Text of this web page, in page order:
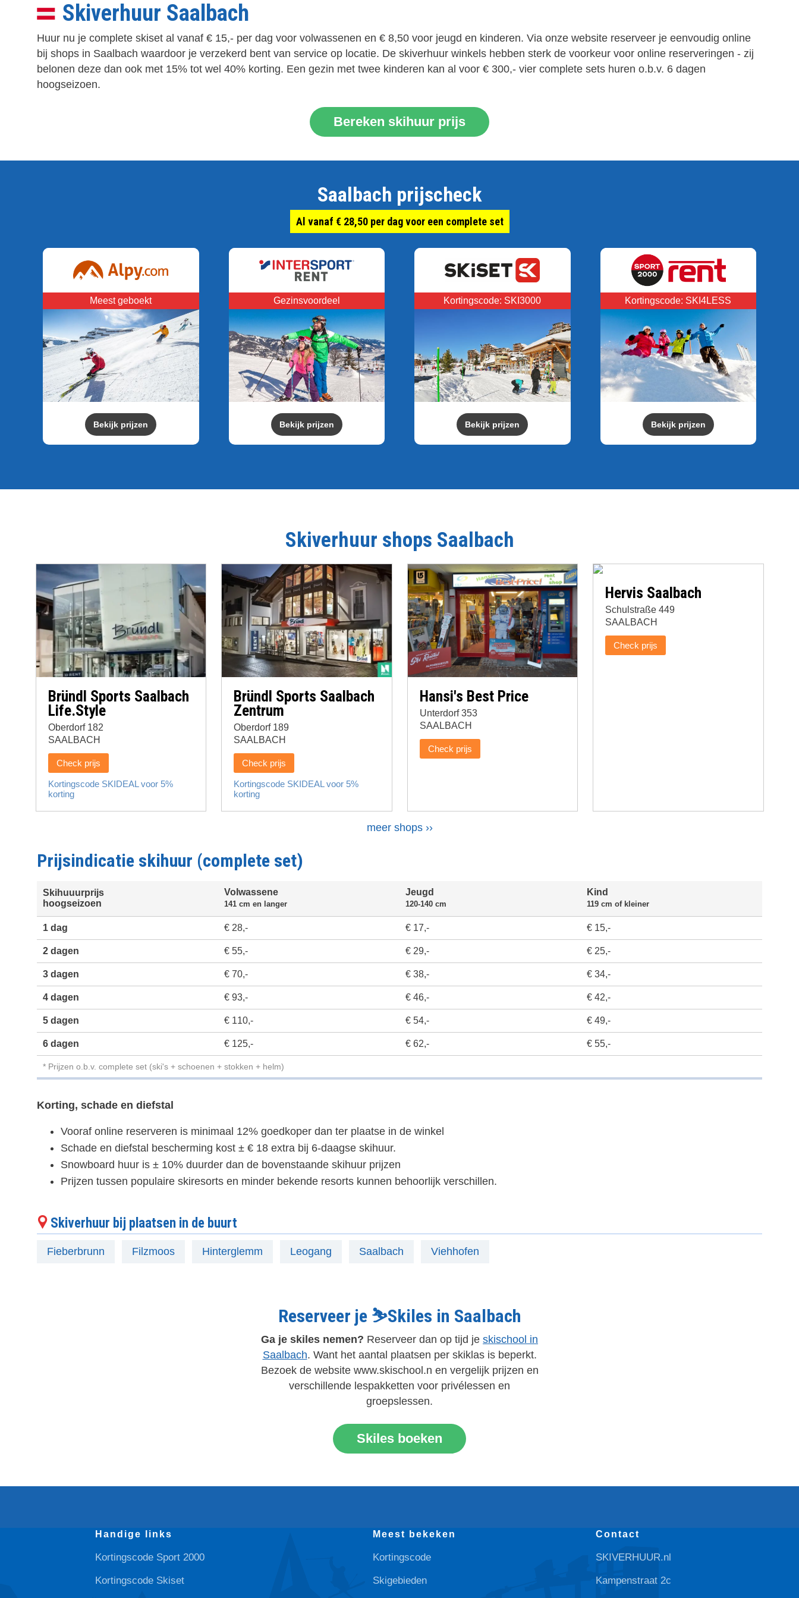
Skiverhuur Saalbach
Huur nu je complete skiset al vanaf € 15,- per dag voor volwassenen en € 8,50 voor jeugd en kinderen. Via onze website reserveer je eenvoudig online
bij shops in Saalbach waardoor je verzekerd bent van service op locatie. De skiverhuur winkels hebben sterk de voorkeur voor online reserveringen - zij
belonen deze dan ook met 15% tot wel 40% korting. Een gezin met twee kinderen kan al voor € 300,- vier complete sets huren o.b.v. 6 dagen
hoogseizoen.
Bereken skihuur prijs
Saalbach prijscheck
Al vanaf € 28,50 per dag voor een complete set
Meest geboekt
Bekijk prijzen
Gezinsvoordeel
Bekijk prijzen
Kortingscode: SKI3000
Bekijk prijzen
Kortingscode: SKI4LESS
Bekijk prijzen
Skiverhuur shops Saalbach
Bründl Sports Saalbach
Life.Style
Oberdorf 182
SAALBACH
Check prijs
Bründl Sports Saalbach
Zentrum
Oberdorf 189
SAALBACH
Check prijs
Hansi's Best Price
Unterdorf 353
SAALBACH
Check prijs
Hervis Saalbach
Schulstraße 449
SAALBACH
Check prijs
Volgende
meer shops ››
Prijsindicatie skihuur (complete set)
Skihuuurprijs
hoogseizoen
Volwassene
141 cm en langer
Jeugd
120-140 cm
Kind
119 cm of kleiner
1 dag € 28,- € 17,- € 15,-
2 dagen € 55,- € 29,- € 25,-
3 dagen € 70,- € 38,- € 34,-
4 dagen € 93,- € 46,- € 42,-
5 dagen € 110,- € 54,- € 49,-
6 dagen € 125,- € 62,- € 55,-
* Prijzen o.b.v. complete set (ski's + schoenen + stokken + helm)
Korting, schade en diefstal
Vooraf online reserveren is minimaal 12% goedkoper dan ter plaatse in de winkel
Schade en diefstal bescherming kost ± € 18 extra bij 6-daagse skihuur.
Snowboard huur is ± 10% duurder dan de bovenstaande skihuur prijzen
Prijzen tussen populaire skiresorts en minder bekende resorts kunnen behoorlijk verschillen.
Skiverhuur bij plaatsen in de buurt
Fieberbrunn Filzmoos Hinterglemm Leogang Saalbach Viehhofen
Reserveer je ⛷️Skiles in Saalbach
Ga je skiles nemen? Reserveer dan op tijd je skischool in
Saalbach. Want het aantal plaatsen per skiklas is beperkt.
Bezoek de website www.skischool.n en vergelijk prijzen en
verschillende lespakketten voor privélessen en
groepslessen.
Skiles boeken
Handige links
Kortingscode Sport 2000
Kortingscode Skiset
Meest bekeken
Kortingscode
Skigebieden
Contact
SKIVERHUUR.nl
Kampenstraat 2c